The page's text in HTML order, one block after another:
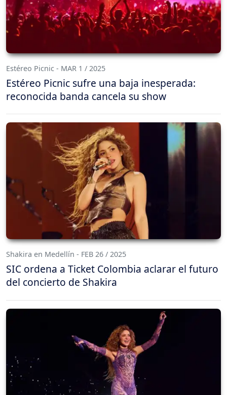
Estéreo Picnic - MAR 1 / 2025
Estéreo Picnic sufre una baja inesperada:
reconocida banda cancela su show
Shakira en Medellín - FEB 26 / 2025
SIC ordena a Ticket Colombia aclarar el futuro
del concierto de Shakira